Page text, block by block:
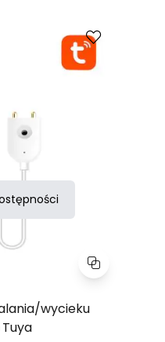
wycieku